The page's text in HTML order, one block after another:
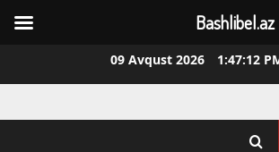
09 Avqust 2026 1:47:13
Bashlibel.az